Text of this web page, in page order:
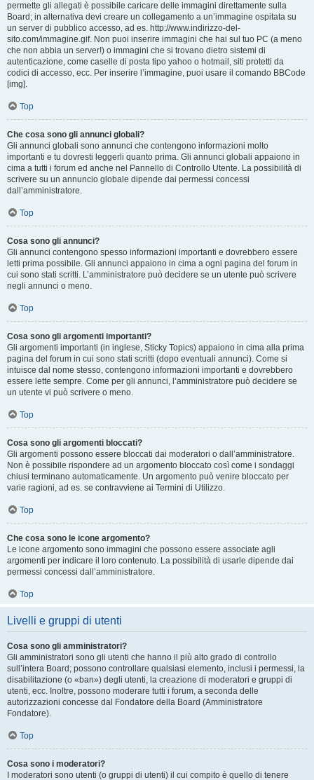
permette gli allegati è possibile caricare delle immagini direttamente sulla
Board; in alternativa devi creare un collegamento a un’immagine ospitata su
un server di pubblico accesso, ad es. http://www.indirizzo-del-
sito.com/immagine.gif. Non puoi inserire immagini che hai sul tuo PC (a meno
che non abbia un server!) o immagini che si trovano dietro sistemi di
autenticazione, come caselle di posta tipo yahoo o hotmail, siti protetti da
codici di accesso, ecc. Per inserire l’immagine, puoi usare il comando BBCode
[img].
Top
Che cosa sono gli annunci globali?
Gli annunci globali sono annunci che contengono informazioni molto
importanti e tu dovresti leggerli quanto prima. Gli annunci globali appaiono in
cima a tutti i forum ed anche nel Pannello di Controllo Utente. La possibilità di
scrivere su un annuncio globale dipende dai permessi concessi
dall’amministratore.
Top
Cosa sono gli annunci?
Gli annunci contengono spesso informazioni importanti e dovrebbero essere
letti prima possibile. Gli annunci appaiono in cima a ogni pagina del forum in
cui sono stati scritti. L’amministratore può decidere se un utente può scrivere
negli annunci o meno.
Top
Cosa sono gli argomenti importanti?
Gli argomenti importanti (in inglese, Sticky Topics) appaiono in cima alla prima
pagina del forum in cui sono stati scritti (dopo eventuali annunci). Come si
intuisce dal nome stesso, contengono informazioni importanti e dovrebbero
essere lette sempre. Come per gli annunci, l’amministratore può decidere se
un utente vi può scrivere o meno.
Top
Cosa sono gli argomenti bloccati?
Gli argomenti possono essere bloccati dai moderatori o dall’amministratore.
Non è possibile rispondere ad un argomento bloccato così come i sondaggi
chiusi terminano automaticamente. Un argomento può venire bloccato per
varie ragioni, ad es. se contravviene ai Termini di Utilizzo.
Top
Che cosa sono le icone argomento?
Le icone argomento sono immagini che possono essere associate agli
argomenti per indicare il loro contenuto. La possibilità di usarle dipende dai
permessi concessi dall’amministratore.
Top
Livelli e gruppi di utenti
Cosa sono gli amministratori?
Gli amministratori sono gli utenti che hanno il più alto grado di controllo
sull’intera Board; possono controllare qualsiasi elemento, inclusi i permessi, la
disabilitazione (o «ban») degli utenti, la creazione di moderatori e gruppi di
utenti, ecc. Inoltre, possono moderare tutti i forum, a seconda delle
autorizzazioni concesse dal Fondatore della Board (Amministratore
Fondatore).
Top
Cosa sono i moderatori?
I moderatori sono utenti (o gruppi di utenti) il cui compito è quello di tenere